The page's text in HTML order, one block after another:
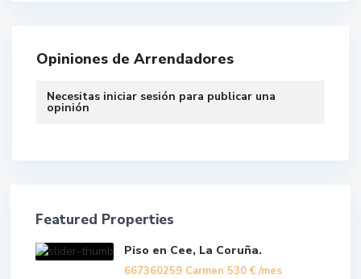
Opiniones de Arrendadores
Necesitas iniciar sesión para publicar una
opinión
Featured Properties
Piso en Cee, La Coruña.
667360259 Carmen 530 € /mes